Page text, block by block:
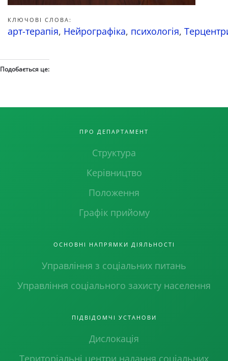
КЛЮЧОВІ СЛОВА:
арт-терапія, Нейрографіка, психологія,
Подобається це:
ПРО ДЕПАРТАМЕНТ
Структура
Керівництво
Положення
Графік прийому
ОСНОВНІ НАПРЯМКИ ДІЯЛЬНОСТІ
Управління з соціальних питань
Управління соціального захисту населення
ПІДВІДОМЧІ УСТАНОВИ
Дислокація
Територіальні центри надання соціальних